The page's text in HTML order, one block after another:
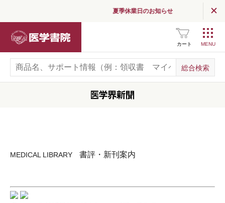
夏季休業日のお知らせ
カート
MEDICAL LIBRARY 書評・新刊案内